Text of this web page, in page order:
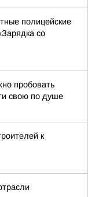
полицейские
со
пробовать
свою по душе
к